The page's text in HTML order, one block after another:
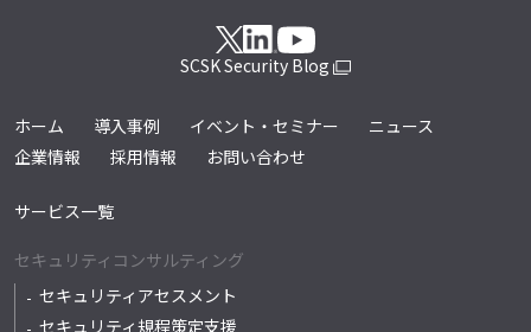
SCSK Security Blog
ホーム 導入事例 イベント・セミナー
ニュース
企業情報
採用情報 お問い合わせ
サービス一覧
セキュリティコンサルティング
セキュリティアセスメント
セキュリティ規程策定支援